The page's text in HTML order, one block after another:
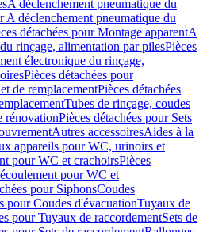
A déclenchement pneumatique du
A déclenchement pneumatique du
détachées pour Montage apparentA
rinçage, alimentation par pilesPièces
électronique du rinçage,
Pièces détachées pour
de remplacementPièces détachées
Tubes de rinçage, coudes
rénovationPièces détachées pour Sets
Autres accessoiresAides à la
appareils pour WC, urinoirs et
pour WC et crachoirsPièces
pour WC et
pour SiphonsCoudes
pour Coudes d'évacuationTuyaux de
pour Tuyaux de raccordementSets de